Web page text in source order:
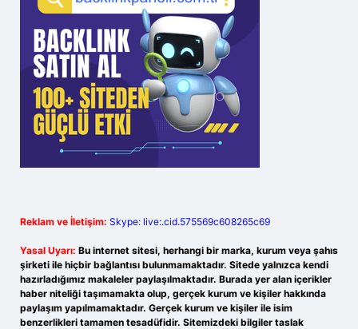
Reklam ve İletişim: Skype: live:.cid.575569c608265c69
Yasal Uyarı: Bu internet sitesi, herhangi bir marka, kurum veya şahıs
şirketi ile hiçbir bağlantısı bulunmamaktadır. Sitede yalnızca kendi
hazırladığımız makaleler paylaşılmaktadır. Burada yer alan içerikler
haber niteliği taşımamakta olup, gerçek kurum ve kişiler hakkında
paylaşım yapılmamaktadır. Gerçek kurum ve kişiler ile isim
benzerlikleri tamamen tesadüfidir. Sitemizdeki bilgiler taslak